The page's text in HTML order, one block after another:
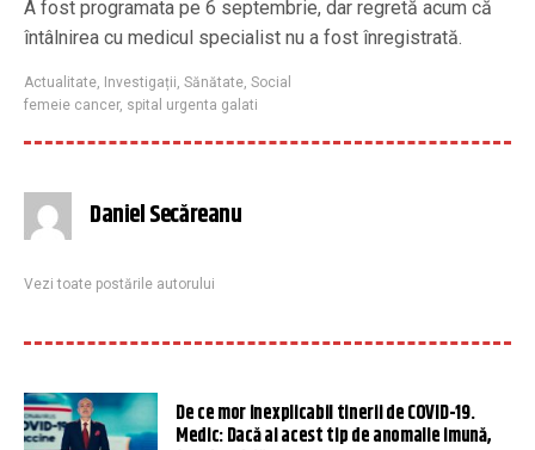
A fost programata pe 6 septembrie, dar regretă acum că
întâlnirea cu medicul specialist nu a fost înregistrată.
Actualitate, Investigații, Sănătate, Social
femeie cancer, spital urgenta galati
Daniel Secăreanu
Vezi toate postările autorului
De ce mor inexplicabil tinerii de COVID-19.
Medic: Dacă ai acest tip de anomalie imună,